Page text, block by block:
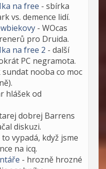
na free - sbírka
vs. demence lidí.
- WOcas
pro Druida.
na free 2 - další
PC negramota.
sundat nooba co moc
hlášek od
dobrej Barrens
diskuzi.
to vypadá, když jsme
na icq.
- hrozně hrozné